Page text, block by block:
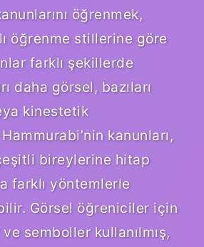
öğrenmek,
öğrenme stillerine göre
farklı şekillerde
daha görsel, bazıları
kinestetik
kanunları,
bireylerine hitap
farklı yöntemlerle
Görsel öğreniciler için
semboller kullanılmış,